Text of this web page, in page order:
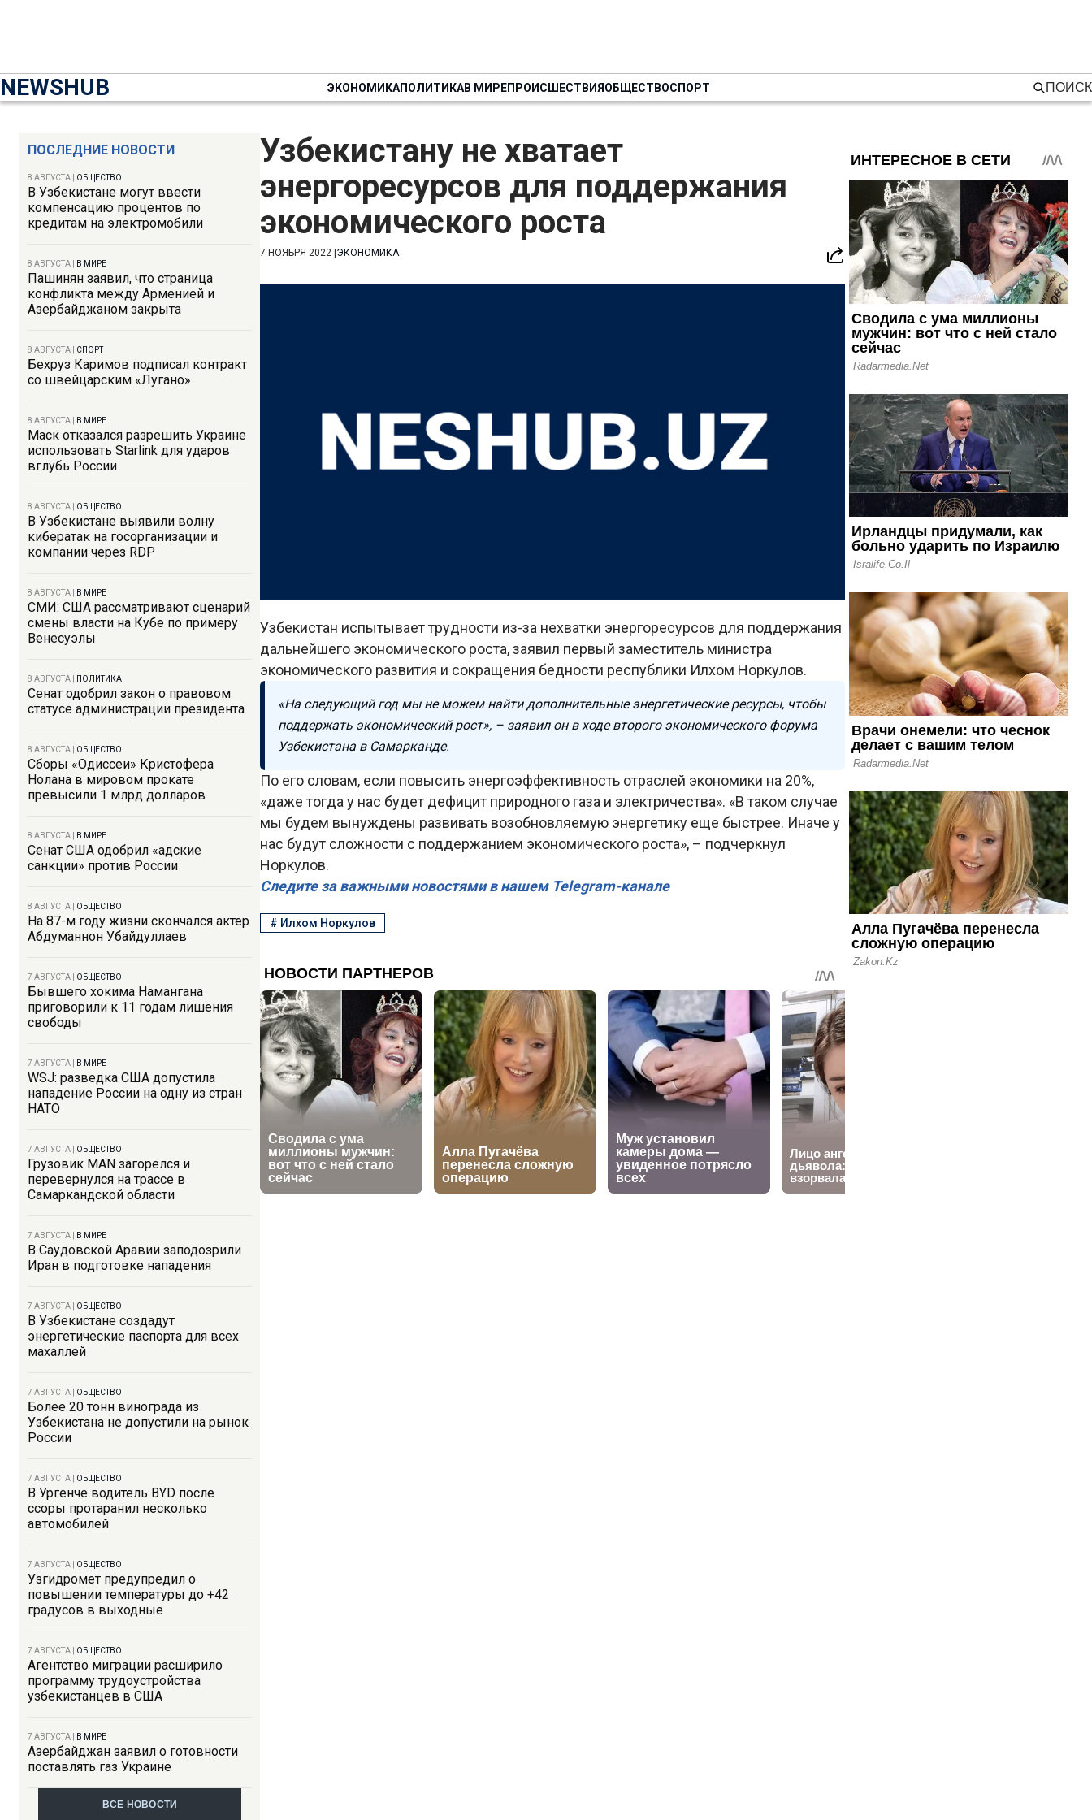
NEWSHUB ЭКОНОМИКАПОЛИТИКАВ МИРЕПРОИСШЕСТВИЯОБЩЕСТВОСПОРТ ПОИСК
ПОСЛЕДНИЕ НОВОСТИ
8 АВГУСТА ОБЩЕСТВО
В Узбекистане могут ввести
компенсацию процентов по
кредитам на электромобили
8 АВГУСТА В МИРЕ
Пашинян заявил, что страница
конфликта между Арменией и
Азербайджаном закрыта
8 АВГУСТА СПОРТ
Бехруз Каримов подписал контракт
со швейцарским «Лугано»
8 АВГУСТА В МИРЕ
Маск отказался разрешить Украине
использовать Starlink для ударов
вглубь России
8 АВГУСТА ОБЩЕСТВО
В Узбекистане выявили волну
кибератак на госорганизации и
компании через RDP
8 АВГУСТА В МИРЕ
СМИ: США рассматривают сценарий
смены власти на Кубе по примеру
Венесуэлы
8 АВГУСТА ПОЛИТИКА
Сенат одобрил закон о правовом
статусе администрации президента
8 АВГУСТА ОБЩЕСТВО
Сборы «Одиссеи» Кристофера
Нолана в мировом прокате
превысили 1 млрд долларов
8 АВГУСТА В МИРЕ
Сенат США одобрил «адские
санкции» против России
8 АВГУСТА ОБЩЕСТВО
На 87-м году жизни скончался актер
Абдуманнон Убайдуллаев
7 АВГУСТА ОБЩЕСТВО
Бывшего хокима Намангана
приговорили к 11 годам лишения
свободы
7 АВГУСТА В МИРЕ
WSJ: разведка США допустила
нападение России на одну из стран
НАТО
7 АВГУСТА ОБЩЕСТВО
Грузовик MAN загорелся и
перевернулся на трассе в
Самаркандской области
7 АВГУСТА В МИРЕ
В Саудовской Аравии заподозрили
Иран в подготовке нападения
7 АВГУСТА ОБЩЕСТВО
В Узбекистане создадут
энергетические паспорта для всех
махаллей
7 АВГУСТА ОБЩЕСТВО
Более 20 тонн винограда из
Узбекистана не допустили на рынок
России
7 АВГУСТА ОБЩЕСТВО
В Ургенче водитель BYD после
ссоры протаранил несколько
автомобилей
7 АВГУСТА ОБЩЕСТВО
Узгидромет предупредил о
повышении температуры до +42
градусов в выходные
7 АВГУСТА ОБЩЕСТВО
Агентство миграции расширило
программу трудоустройства
узбекистанцев в США
7 АВГУСТА В МИРЕ
Азербайджан заявил о готовности
поставлять газ Украине
ВСЕ НОВОСТИ
Узбекистану не хватает
энергоресурсов для поддержания
экономического роста
7 НОЯБРЯ 2022 ЭКОНОМИКА
Узбекистан испытывает трудности из-за нехватки энергоресурсов для поддержания
дальнейшего экономического роста, заявил первый заместитель министра
экономического развития и сокращения бедности республики Илхом Норкулов.
«На следующий год мы не можем найти дополнительные энергетические ресурсы, чтобы
поддержать экономический рост», – заявил он в ходе второго экономического форума
Узбекистана в Самарканде.
По его словам, если повысить энергоэффективность отраслей экономики на 20%,
«даже тогда у нас будет дефицит природного газа и электричества». «В таком случае
мы будем вынуждены развивать возобновляемую энергетику еще быстрее. Иначе у
нас будут сложности с поддержанием экономического роста», – подчеркнул
Норкулов.
Следите за важными новостями в нашем Telegram-канале
# Илхом Норкулов